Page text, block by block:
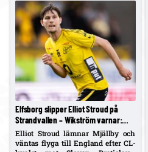
är borta "av en anledning".
Elfsborg slipper Elliot Stroud på
Strandvallen – Wikström varnar:
”Mjällbys styrka är kollektivet”
Elliot Stroud lämnar Mjällby och
väntas flyga till England efter CL-